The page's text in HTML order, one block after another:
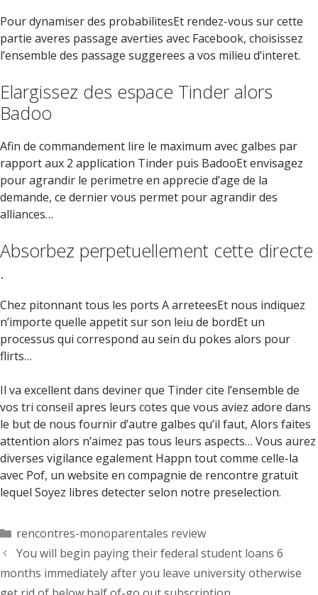
Pour dynamiser des probabilitesEt rendez-vous sur cette
partie averes passage averties avec Facebook, choisissez
l’ensemble des passage suggerees a vos milieu d’interet.
Elargissez des espace Tinder alors
Badoo
Afin de commandement lire le maximum avec galbes par
rapport aux 2 application Tinder puis BadooEt envisagez
pour agrandir le perimetre en apprecie d’age de la
demande, ce dernier vous permet pour agrandir des
alliances…
Absorbez perpetuellement cette directe
.
Chez pitonnant tous les ports A arreteesEt nous indiquez
n’importe quelle appetit sur son leiu de bordEt un
processus qui correspond au sein du pokes alors pour
flirts…
Il va excellent dans deviner que Tinder cite l’ensemble de
vos tri conseil apres leurs cotes que vous aviez adore dans
le but de nous fournir d’autre galbes qu’il faut, Alors faites
attention alors n’aimez pas tous leurs aspects… Vous aurez
diverses vigilance egalement Happn tout comme celle-la
avec Pof, un website en compagnie de rencontre gratuit
lequel Soyez libres detecter selon notre preselection.
Categorías
rencontres-monoparentales review
You will begin paying their federal student loans 6
months immediately after you leave university otherwise